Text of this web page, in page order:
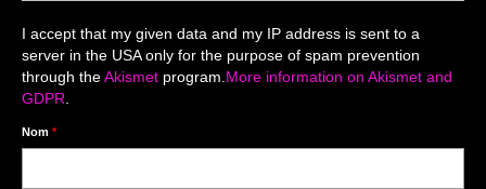
Reportages / Nature morte
Galeries Privées
séance du 25.04.26
I accept that my given data and my IP address is sent to a
server in the USA only for the purpose of spam prevention
through theAkismet program.More information on Akismet and
GDPR.
Nom *